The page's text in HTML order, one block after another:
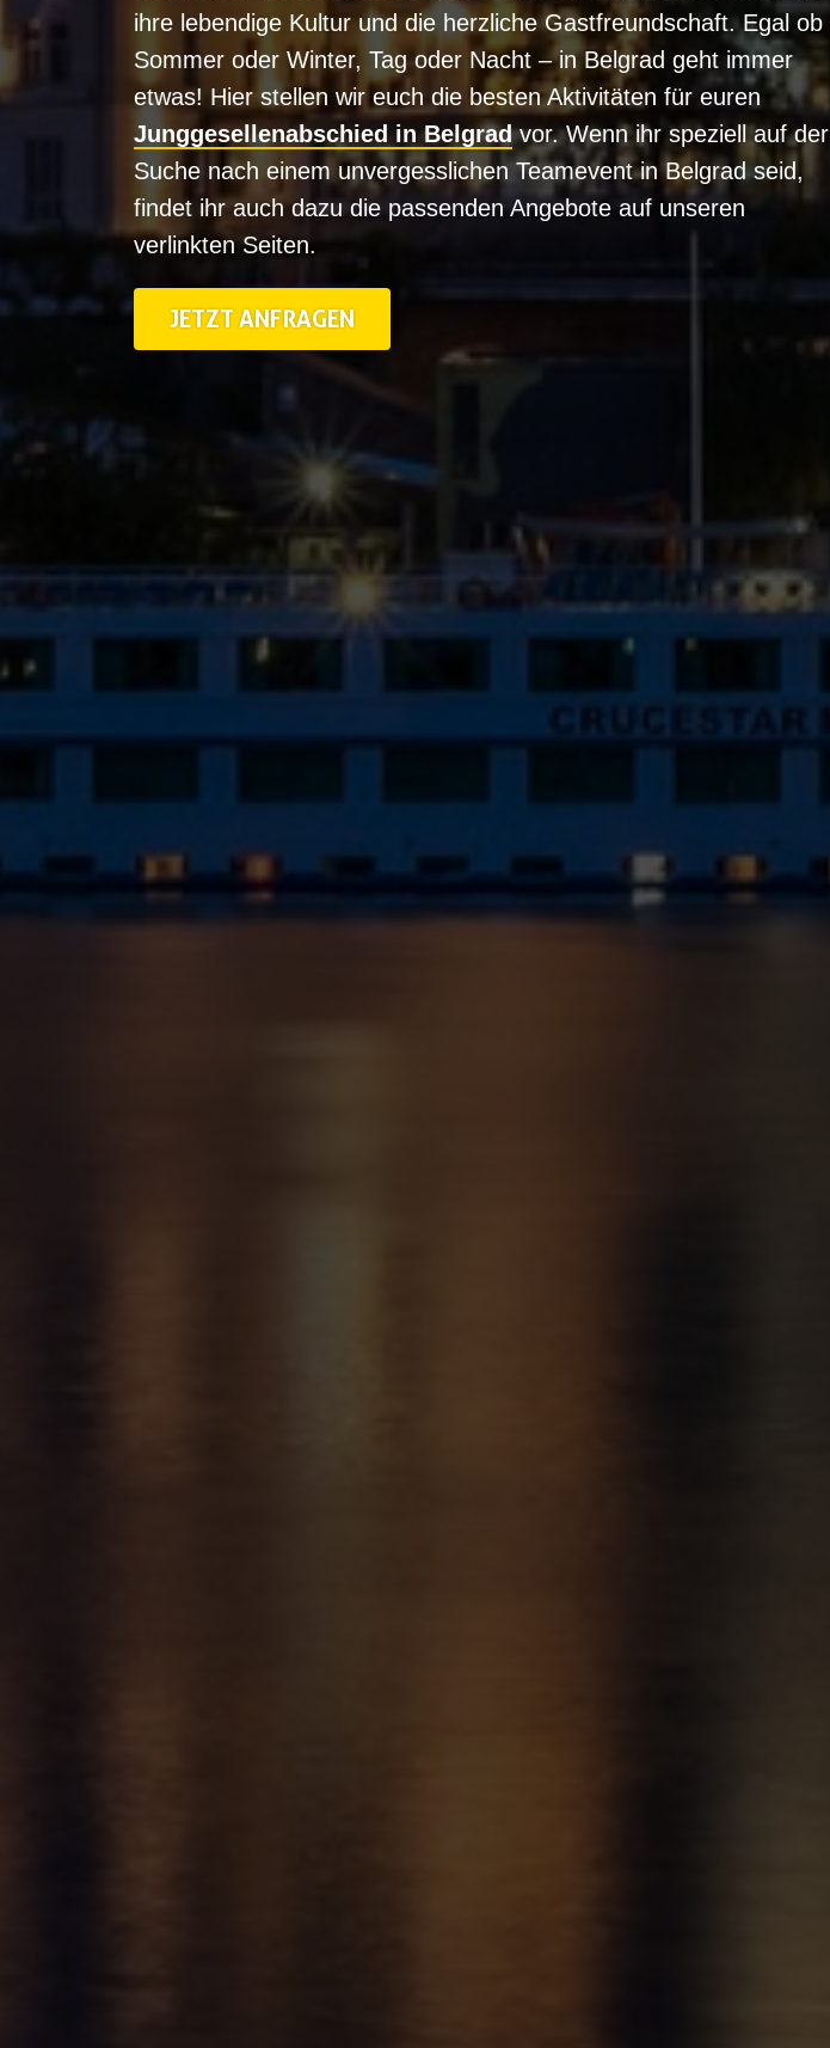
ihre lebendige Kultur und die herzliche Gastfreundschaft. Egal ob
Sommer oder Winter, Tag oder Nacht – in Belgrad geht immer
etwas! Hier stellen wir euch die besten Aktivitäten für euren
Junggesellenabschied in Belgradvor. Wenn ihr speziell auf der
Suche nach einem unvergesslichen Teamevent in Belgrad seid,
findet ihr auch dazu die passenden Angebote auf unseren
verlinkten Seiten.
JETZT ANFRAGEN